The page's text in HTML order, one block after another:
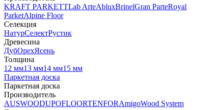
KRAFT PARKETTLab ArteAbluxBrinelGran ParteRoyal
ParketAlpine Floor
Селекция
НатурСелектРустик
Древесина
ДубОрехЯсень
Толщина
12 мм13 мм14 мм15 мм
Паркетная доска
Паркетная доска
Производитель
AUSWOODUPOFLOORTENFORAmigoWood System